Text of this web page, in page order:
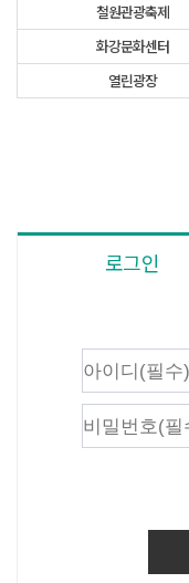
철원관광축제
화강문화센터
열린광장
로그인